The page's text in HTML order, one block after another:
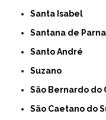
Santa Isabel
Santana de
Santo André
Suzano
São Bernardo do
São Caetano do